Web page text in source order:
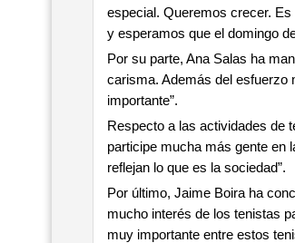
especial. Queremos crecer.
y esperamos que el domingo
Por su parte, Ana Salas ha
carisma. Además del esfuerzo
importante”.
Respecto a las actividades de
participe mucha más gente en
reflejan lo que es la sociedad”.
Por último, Jaime Boira ha
mucho interés de los tenistas
muy importante entre estos